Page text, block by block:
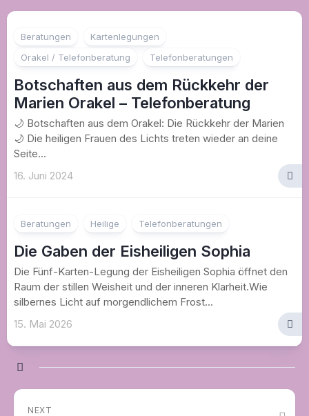
Beratungen
Kartenlegungen
Orakel / Telefonberatung
Telefonberatungen
Botschaften aus dem Rückkehr der
Marien Orakel – Telefonberatung
🌙 Botschaften aus dem Orakel: Die Rückkehr der Marien
🌙 Die heiligen Frauen des Lichts treten wieder an deine
Seite...
16. Juni 2024
Beratungen Heilige Telefonberatungen
Die Gaben der Eisheiligen Sophia
Die Fünf-Karten-Legung der Eisheiligen Sophia öffnet den
Raum der stillen Weisheit und der inneren Klarheit.Wie
silbernes Licht auf morgendlichem Frost...
15. Mai 2026
NEXT